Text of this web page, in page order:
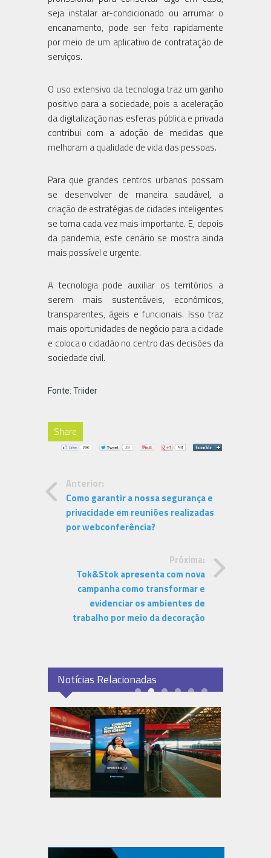
seja instalar ar-condicionado ou arrumar o
encanamento, pode ser feito rapidamente
por meio de um aplicativo de contratação de
serviços.
O uso extensivo da tecnologia traz um ganho
positivo para a sociedade, pois a aceleração
da digitalização nas esferas pública e privada
contribui com a adoção de medidas que
melhoram a qualidade de vida das pessoas.
Para que grandes centros urbanos possam
se desenvolver de maneira saudável, a
criação de estratégias de cidades inteligentes
se torna cada vez mais importante. E, depois
da pandemia, este cenário se mostra ainda
mais possível e urgente.
A tecnologia pode auxiliar os territórios a
serem mais sustentáveis, econômicos,
transparentes, ágeis e funcionais. Isso traz
mais oportunidades de negócio para a cidade
e coloca o cidadão no centro das decisões da
sociedade civil.
Fonte: Triider
Share
Anterior:
Como garantir a nossa segurança e
privacidade em reuniões realizadas
por webconferência?
Próxima:
Tok&Stok apresenta com nova
campanha como transformar e
evidenciar os ambientes de
trabalho por meio da decoração
Notícias Relacionadas